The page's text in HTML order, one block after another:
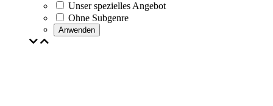
Unser spezielles Angebot
Ohne Subgenre
Anwenden